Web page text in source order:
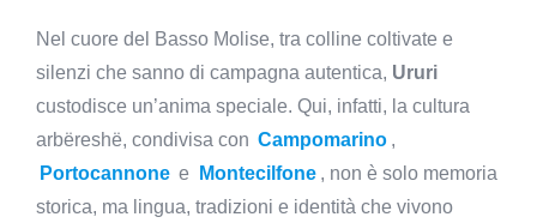
Nel cuore del Basso Molise, tra colline coltivate e
silenzi che sanno di campagna autentica, Ururi
custodisce un’anima speciale. Qui, infatti, la cultura
arbëreshë, condivisa con Campomarino ,
Portocannone e Montecilfone , non è solo memoria
storica, ma lingua, tradizioni e identità che vivono